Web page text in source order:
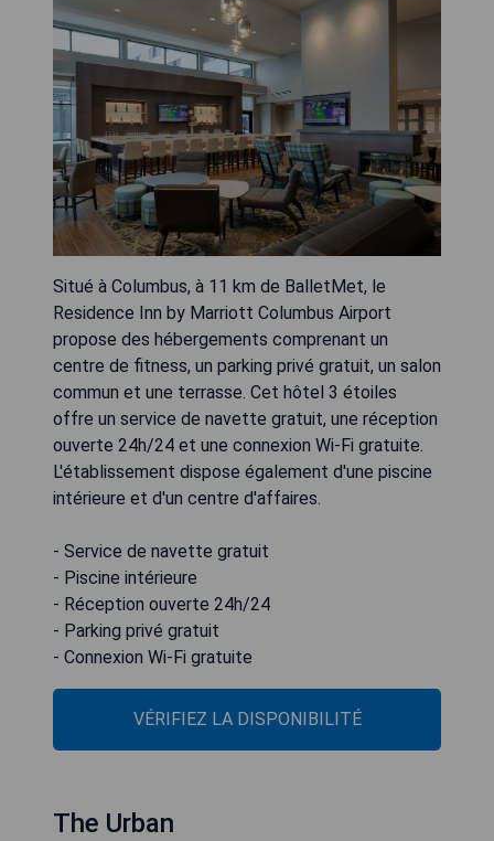
Situé à Columbus, à 11 km de BalletMet, le
Residence Inn by Marriott Columbus Airport
propose des hébergements comprenant un
centre de fitness, un parking privé gratuit, un salon
commun et une terrasse. Cet hôtel 3 étoiles
offre un service de navette gratuit, une réception
ouverte 24h/24 et une connexion Wi-Fi gratuite.
L'établissement dispose également d'une piscine
intérieure et d'un centre d'affaires.
- Service de navette gratuit
- Piscine intérieure
- Réception ouverte 24h/24
- Parking privé gratuit
- Connexion Wi-Fi gratuite
VÉRIFIEZ LA DISPONIBILITÉ
The Urban